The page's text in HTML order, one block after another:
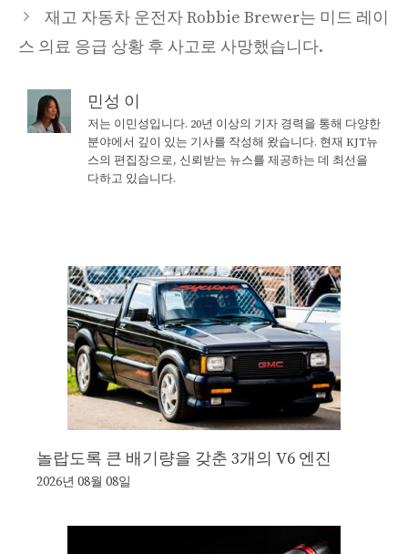
재고 자동차 운전자 Robbie Brewer는 미드 레이
스 의료 응급 상황 후 사고로 사망했습니다.
민성 이
저는 이민성입니다. 20년 이상의 기자 경력을 통해 다양한
분야에서 깊이 있는 기사를 작성해 왔습니다. 현재 KJT뉴
스의 편집장으로, 신뢰받는 뉴스를 제공하는 데 최선을
다하고 있습니다.
놀랍도록 큰 배기량을 갖춘 3개의 V6 엔진
2026년 08월 08일